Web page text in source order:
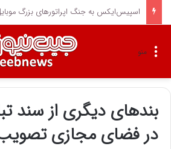
از تهران تا جام جهانی؛ مقایسه پاداش قلعه
منو
بندهای دیگری از سند
در فضای مجازی